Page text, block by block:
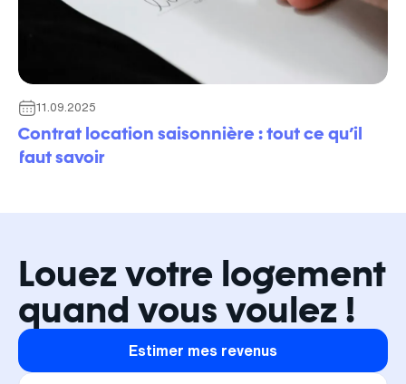
11.09.2025
Contrat location saisonnière : tout ce qu’il
faut savoir
Louez votre logement
quand vous voulez !
Estimer mes revenus